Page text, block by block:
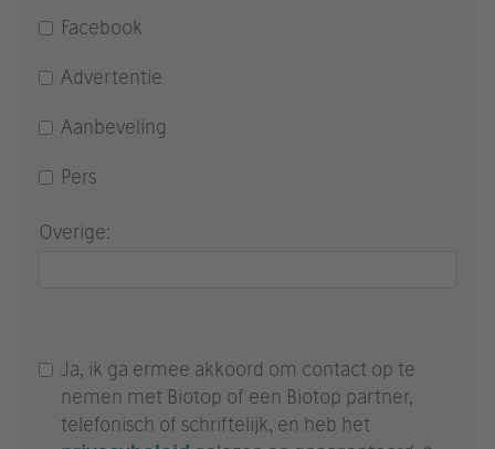
Facebook
Advertentie
Aanbeveling
Pers
Overige:
Ja, ik ga ermee akkoord om contact op te
nemen met Biotop of een Biotop partner,
telefonisch of schriftelijk, en heb het